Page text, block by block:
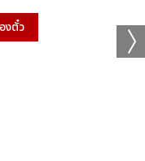
งตั๋ว